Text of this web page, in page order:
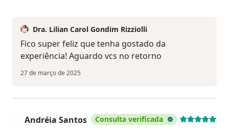
Dra. Lilian Carol Gondim Rizziolli
Fico super feliz que tenha gostado da
experiência! Aguardo vcs no retorno
27 de março de 2025
Andréia Santos Consulta verificada